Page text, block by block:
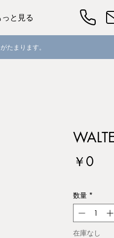
っと見る
たまります。
￥0
数量 *
在庫なし